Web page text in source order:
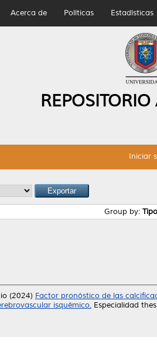
Acerca de Políticas Estadísticas
Iniciar
Group by:
(2024) Factor pronóstico de las
isquémico. Especialidad